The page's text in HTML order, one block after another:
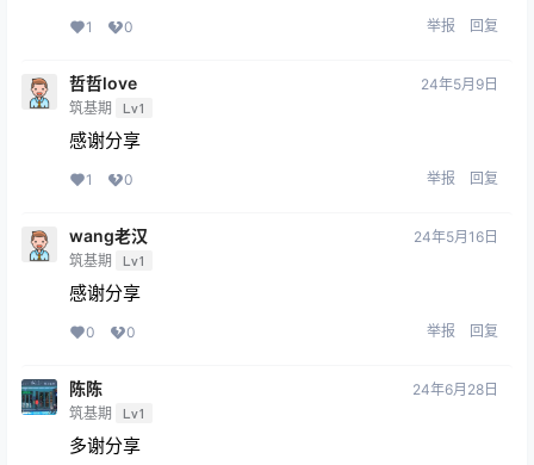
1 0 举报 回复
哲哲love
筑基期 Lv1
24年5月9日
感谢分享
1 0 举报 回复
wang老汉
筑基期 Lv1
24年5月16日
感谢分享
0 0 举报 回复
陈陈
筑基期 Lv1
24年6月28日
多谢分享